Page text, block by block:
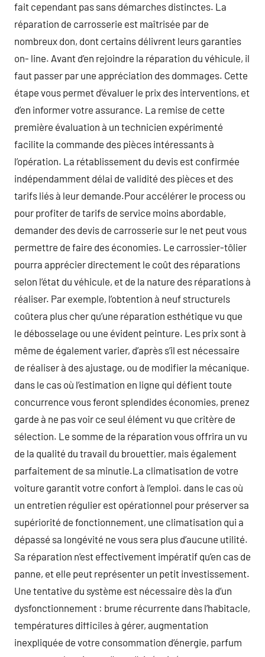
fait cependant pas sans démarches distinctes. La
réparation de carrosserie est maîtrisée par de
nombreux don, dont certains délivrent leurs garanties
on- line. Avant d’en rejoindre la réparation du véhicule, il
faut passer par une appréciation des dommages. Cette
étape vous permet d’évaluer le prix des interventions, et
d’en informer votre assurance. La remise de cette
première évaluation à un technicien expérimenté
facilite la commande des pièces intéressants à
l’opération. La rétablissement du devis est confirmée
indépendamment délai de validité des pièces et des
tarifs liés à leur demande.Pour accélérer le process ou
pour profiter de tarifs de service moins abordable,
demander des devis de carrosserie sur le net peut vous
permettre de faire des économies. Le carrossier-tôlier
pourra apprécier directement le coût des réparations
selon l’état du véhicule, et de la nature des réparations à
réaliser. Par exemple, l’obtention à neuf structurels
coûtera plus cher qu’une réparation esthétique vu que
le débosselage ou une évident peinture. Les prix sont à
même de également varier, d’après s’il est nécessaire
de réaliser à des ajustage, ou de modifier la mécanique.
dans le cas où l’estimation en ligne qui défient toute
concurrence vous feront splendides économies, prenez
garde à ne pas voir ce seul élément vu que critère de
sélection. Le somme de la réparation vous offrira un vu
de la qualité du travail du brouettier, mais également
parfaitement de sa minutie.La climatisation de votre
voiture garantit votre confort à l’emploi. dans le cas où
un entretien régulier est opérationnel pour préserver sa
supériorité de fonctionnement, une climatisation qui a
dépassé sa longévité ne vous sera plus d’aucune utilité.
Sa réparation n’est effectivement impératif qu’en cas de
panne, et elle peut représenter un petit investissement.
Une tentative du système est nécessaire dès la d’un
dysfonctionnement : brume récurrente dans l’habitacle,
températures difficiles à gérer, augmentation
inexpliquée de votre consommation d’énergie, parfum